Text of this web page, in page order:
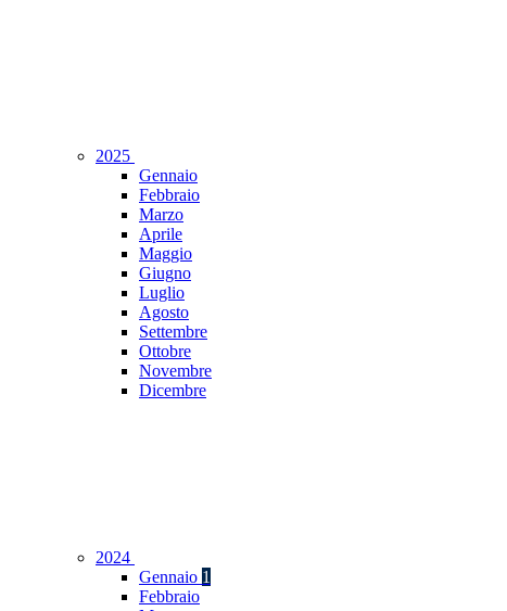
2025
Gennaio
Febbraio
Marzo
Aprile
Maggio
Giugno
Luglio
Agosto
Settembre
Ottobre
Novembre
Dicembre
2024
Gennaio 1
Febbraio